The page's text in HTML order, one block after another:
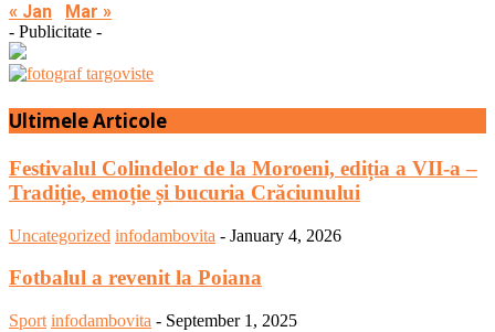
« Jan
Mar »
- Publicitate -
Ultimele Articole
Festivalul Colindelor de la Moroeni, ediția a VII-a –
Tradiție, emoție și bucuria Crăciunului
Uncategorized infodambovita - January 4, 2026
Fotbalul a revenit la Poiana
Sport infodambovita - September 1, 2025